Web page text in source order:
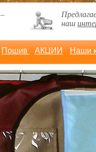
наш
Пошив АКЦИИ Наши